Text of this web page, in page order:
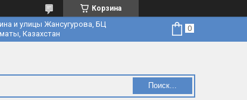
Корзина
и улицы Жансугурова, БЦ
Казахстан
Поиск...